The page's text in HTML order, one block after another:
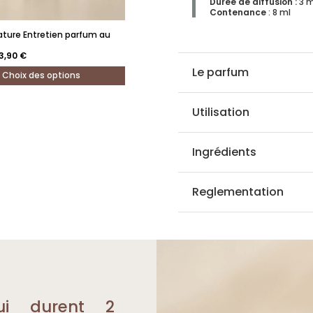
Entretien parfum au
:
€.
€Le
prix
actuel
est :
53,90 €.
Choix des options
Contenance: 8 ml
Le parfum
Utilisation
Ingrédients
Reglementation
durent 2